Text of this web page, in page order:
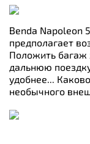
Benda Napoleon
предполагает
Положить багаж
дальнюю
удобнее...
необычного